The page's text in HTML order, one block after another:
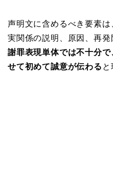
声明文に含めるべき要素
実関係の説明、原因、再発
謝罪表現単体では不十分
せて初めて誠意が伝わる と